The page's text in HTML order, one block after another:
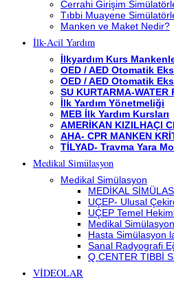
Cerrahi Girişim
Tıbbi Muayene
Manken ve Maket Nedir?
İlk-Acil Yardım
İlkyardım Kurs
OED / AED Otomatik
OED / AED Otomatik
SU KURTARMA-WATER
İlk Yardım Yönetmeliği
MEB İlk Yardım Kursları
AMERİKAN KIZILHAÇI
AHA- CPR MANKEN
TİLYAD- Travma Yara
Medikal Simülasyon
Medikal Simülasyon
MEDİKAL
UÇEP- Ulusal
UÇEP Temel
Medikal
Hasta Simülasyon
Sanal Radyografi
Q CENTER TIBBİ
VİDEOLAR